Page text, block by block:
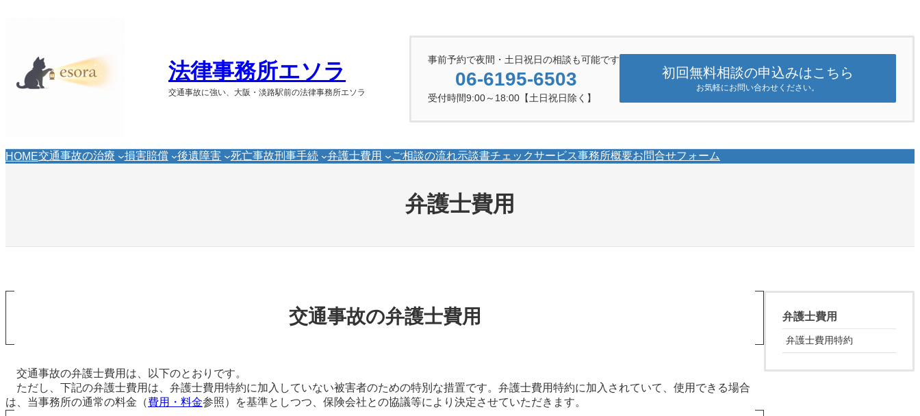
法律事務所エソラ
交通事故に強い、大阪・淡路駅前の法律事務所エソラ
事前予約で夜間・土日祝日の相談も可能です
06-6195-6503
受付時間9:00～18:00【土日祝日除く】
初回無料相談の申込みはこちら
お気軽にお問い合わせください。
HOME交通事故の治療 損害賠償 後遺障害 死亡事故刑事手続 弁護士費用 ご相談の流れ示談書チェックサービス事務所概要お問合せフォーム
弁護士費用
交通事故の弁護士費用
交通事故の弁護士費用は、以下のとおりです。
ただし、下記の弁護士費用は、弁護士費用特約に加入していない被害者のための特別な措置です。弁護士費用特約に加入されていて、使用できる場合
は、当事務所の通常の料金（費用・料金参照）を基準としつつ、保険会社との協議等により決定させていただきます。
弁護士費用
弁護士費用特約